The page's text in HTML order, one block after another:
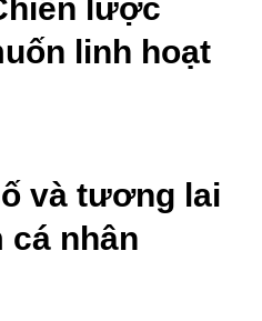
lược
linh hoạt
và tương lai
cá nhân